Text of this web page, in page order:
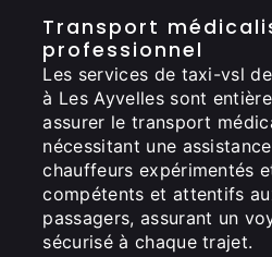
Transport
professionnel
Les services de taxi-vsl de
à Les Ayvelles sont
assurer le transport
nécessitant une
chauffeurs expérimentés
compétents et attentifs
passagers, assurant un
sécurisé à chaque trajet.